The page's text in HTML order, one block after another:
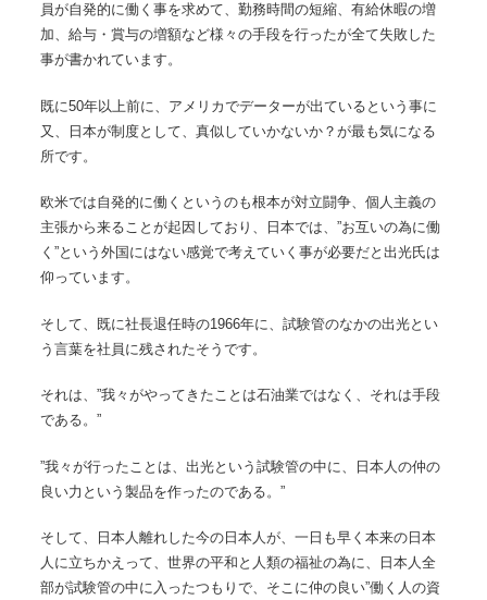
員が自発的に働く事を求めて、勤務時間の短縮、有給休暇の増
加、給与・賞与の増額など様々の手段を行ったが全て失敗した
事が書かれています。
既に50年以上前に、アメリカでデーターが出ているという事に
又、日本が制度として、真似していかないか？が最も気になる
所です。
欧米では自発的に働くというのも根本が対立闘争、個人主義の
主張から来ることが起因しており、日本では、”お互いの為に働
く”という外国にはない感覚で考えていく事が必要だと出光氏は
仰っています。
そして、既に社長退任時の1966年に、試験管のなかの出光とい
う言葉を社員に残されたそうです。
それは、”我々がやってきたことは石油業ではなく、それは手段
である。”
”我々が行ったことは、出光という試験管の中に、日本人の仲の
良い力という製品を作ったのである。”
そして、日本人離れした今の日本人が、一日も早く本来の日本
人に立ちかえって、世界の平和と人類の福祉の為に、日本人全
部が試験管の中に入ったつもりで、そこに仲の良い”働く人の資